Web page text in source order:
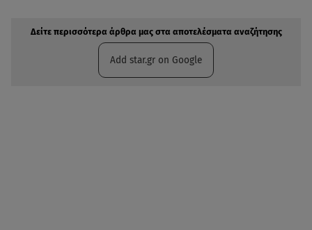
Δείτε περισσότερα άρθρα μας στα αποτελέσματα αναζήτησης
Add star.gr on Google